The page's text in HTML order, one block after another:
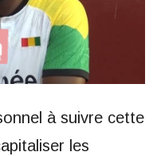
à suivre cette
les